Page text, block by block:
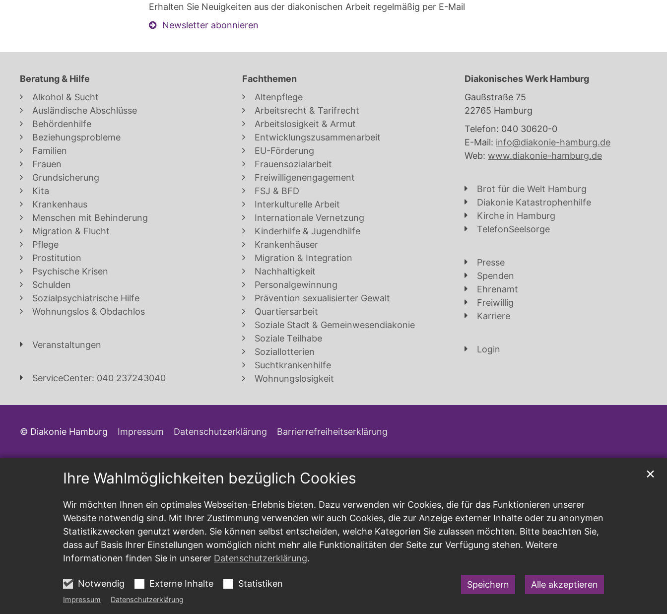
Ihre Wahlmöglichkeiten bezüglich Cookies
Wir möchten Ihnen ein optimales Webseiten-Erlebnis bieten. Dazu verwenden wir Cookies, die für das Funktionieren unserer
Website notwendig sind. Mit Ihrer Zustimmung verwenden wir auch Cookies, die zur Anzeige externer Inhalte oder zu anonymen
Statistikzwecken genutzt werden. Sie können selbst entscheiden, welche Kategorien Sie zulassen möchten. Bitte beachten Sie,
dass auf Basis Ihrer Einstellungen womöglich nicht mehr alle Funktionalitäten der Seite zur Verfügung stehen. Weitere
Informationen finden Sie in unserer Datenschutzerklärung.
Notwendig Externe Inhalte Statistiken Speichern Alle akzeptieren
✕
Impressum Datenschutzerklärung
Erhalten Sie Neuigkeiten aus der diakonischen Arbeit regelmäßig per E-Mail
Newsletter abonnieren
Beratung & Hilfe
Alkohol & Sucht
Ausländische Abschlüsse
Behördenhilfe
Beziehungsprobleme
Familien
Frauen
Grundsicherung
Kita
Krankenhaus
Menschen mit Behinderung
Migration & Flucht
Pflege
Prostitution
Psychische Krisen
Schulden
Sozialpsychiatrische Hilfe
Wohnungslos & Obdachlos
Veranstaltungen
ServiceCenter: 040 237243040
Fachthemen
Altenpflege
Arbeitsrecht & Tarifrecht
Arbeitslosigkeit & Armut
Entwicklungszusammenarbeit
EU-Förderung
Frauensozialarbeit
Freiwilligenengagement
FSJ & BFD
Interkulturelle Arbeit
Internationale Vernetzung
Kinderhilfe & Jugendhilfe
Krankenhäuser
Migration & Integration
Nachhaltigkeit
Personalgewinnung
Prävention sexualisierter Gewalt
Quartiersarbeit
Soziale Stadt & Gemeinwesendiakonie
Soziale Teilhabe
Soziallotterien
Suchtkrankenhilfe
Wohnungslosigkeit
Diakonisches Werk Hamburg
Gaußstraße 75
22765 Hamburg
Telefon: 040 30620-0
E-Mail: info@diakonie-hamburg.de
Web: www.diakonie-hamburg.de
Brot für die Welt Hamburg
Diakonie Katastrophenhilfe
Kirche in Hamburg
TelefonSeelsorge
Presse
Spenden
Ehrenamt
Freiwillig
Karriere
Login
© Diakonie Hamburg Impressum Datenschutzerklärung Barrierrefreiheitserklärung